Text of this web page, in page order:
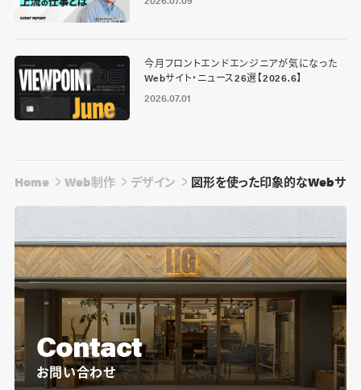
今月フロントエンドエンジニアが気になった
Webサイト・ニュース26選【2026.6】
2026.07.01
Home Web制作 デザイン 図形を使った印象的なWebサイ
Contact
お問い合わせ